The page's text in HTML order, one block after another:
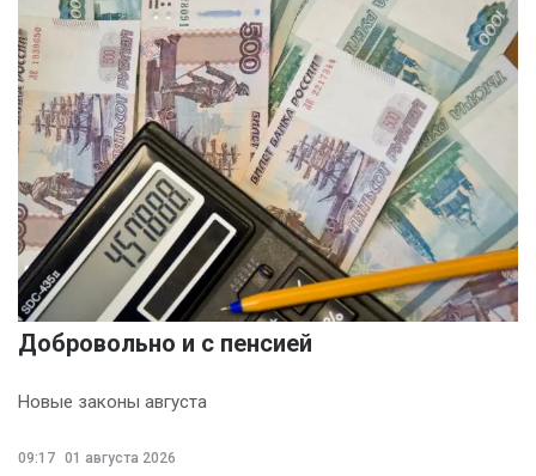
Добровольно и с пенсией
Новые законы августа
09:17 01 августа 2026